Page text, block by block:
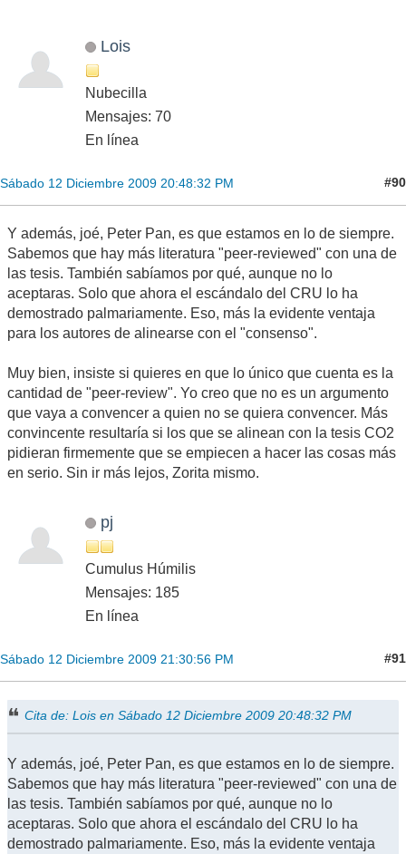
Lois
Nubecilla
Mensajes: 70
En línea
Sábado 12 Diciembre 2009 20:48:32 PM #90
Y además, joé, Peter Pan, es que estamos en lo de siempre.
Sabemos que hay más literatura "peer-reviewed" con una de
las tesis. También sabíamos por qué, aunque no lo
aceptaras. Solo que ahora el escándalo del CRU lo ha
demostrado palmariamente. Eso, más la evidente ventaja
para los autores de alinearse con el "consenso".
Muy bien, insiste si quieres en que lo único que cuenta es la
cantidad de "peer-review". Yo creo que no es un argumento
que vaya a convencer a quien no se quiera convencer. Más
convincente resultaría si los que se alinean con la tesis CO2
pidieran firmemente que se empiecen a hacer las cosas más
en serio. Sin ir más lejos, Zorita mismo.
pj
Cumulus Húmilis
Mensajes: 185
En línea
Sábado 12 Diciembre 2009 21:30:56 PM #91
Cita de: Lois en Sábado 12 Diciembre 2009 20:48:32 PM
Y además, joé, Peter Pan, es que estamos en lo de siempre.
Sabemos que hay más literatura "peer-reviewed" con una de
las tesis. También sabíamos por qué, aunque no lo
aceptaras. Solo que ahora el escándalo del CRU lo ha
demostrado palmariamente. Eso, más la evidente ventaja